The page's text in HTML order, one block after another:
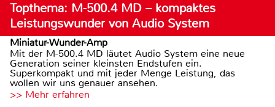
Topthema: M-500.4 MD – kompaktes
Leistungswunder von Audio System
Miniatur-Wunder-Amp
Mit der M-500.4 MD läutet Audio System eine neue
Generation seiner kleinsten Endstufen ein.
Superkompakt und mit jeder Menge Leistung, das
wollen wir uns genauer ansehen.
>> Mehr erfahren